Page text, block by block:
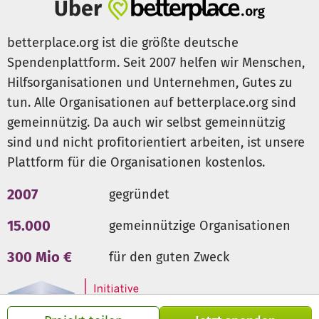
verbesserten allgemeinen Gesundheitszustand, geringere
Fehlzeiten im Unterricht und eine erhöhte
Gesundheitskompetenz der Schüler, Eltern und
Lehrkräfte.
Über
betterplace.org ist die größte deutsche
Spendenplattform. Seit 2007 helfen wir Menschen,
Hilfsorganisationen und Unternehmen, Gutes zu
tun. Alle Organisationen auf betterplace.org sind
gemeinnützig. Da auch wir selbst gemeinnützig
sind und nicht profitorientiert arbeiten, ist unsere
Plattform für die Organisationen kostenlos.
2007 gegründet
15.000 gemeinnützige Organisationen
300 Mio € für den guten Zweck